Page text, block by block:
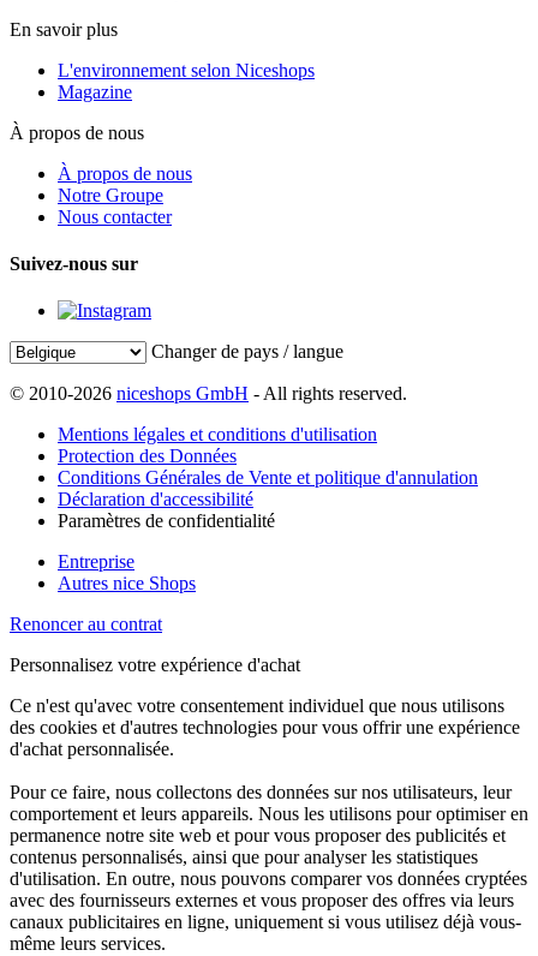
En savoir plus
L'environnement selon Niceshops
Magazine
À propos de nous
À propos de nous
Notre Groupe
Nous contacter
Suivez-nous sur
Changer de pays / langue
© 2010-2026 niceshops GmbH - All rights reserved.
Mentions légales et conditions d'utilisation
Protection des Données
Conditions Générales de Vente et politique d'annulation
Déclaration d'accessibilité
Paramètres de confidentialité
Entreprise
Autres nice Shops
Renoncer au contrat
Personnalisez votre expérience d'achat
Ce n'est qu'avec votre consentement individuel que nous utilisons
des cookies et d'autres technologies pour vous offrir une expérience
d'achat personnalisée.
Pour ce faire, nous collectons des données sur nos utilisateurs, leur
comportement et leurs appareils. Nous les utilisons pour optimiser en
permanence notre site web et pour vous proposer des publicités et
contenus personnalisés, ainsi que pour analyser les statistiques
d'utilisation. En outre, nous pouvons comparer vos données cryptées
avec des fournisseurs externes et vous proposer des offres via leurs
canaux publicitaires en ligne, uniquement si vous utilisez déjà vous-
même leurs services.